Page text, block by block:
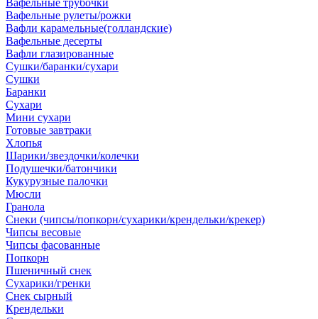
Вафельные трубочки
Вафельные рулеты/рожки
Вафли карамельные(голландские)
Вафельные десерты
Вафли глазированные
Сушки/баранки/сухари
Сушки
Баранки
Сухари
Мини сухари
Готовые завтраки
Хлопья
Шарики/звездочки/колечки
Подушечки/батончики
Кукурузные палочки
Мюсли
Гранола
Снеки (чипсы/попкорн/сухарики/крендельки/крекер)
Чипсы весовые
Чипсы фасованные
Попкорн
Пшеничный снек
Сухарики/гренки
Снек сырный
Крендельки